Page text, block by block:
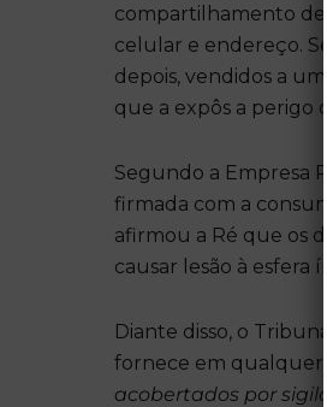
compartilhamento de
celular e endereço.
depois, vendidos a
que a expôs a perigo
Segundo a Empresa
firmada com a
afirmou a Ré que os
causar lesão à esfera
Diante disso, o
fornece em qualquer
acobertados por